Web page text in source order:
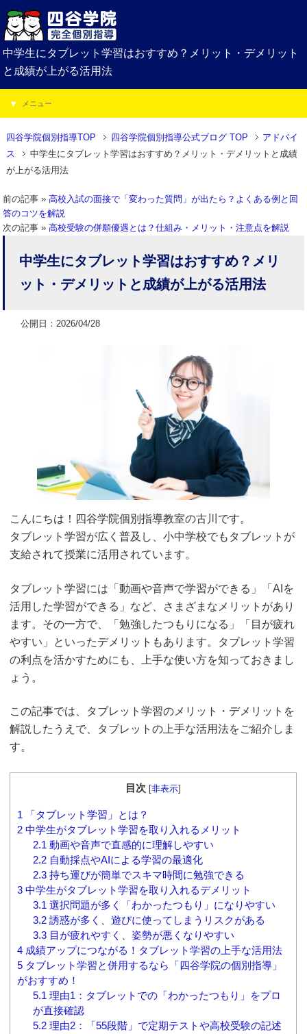
中学生にタブレット学習はおすすめ？メリット・デメリット
と成績が上がる活用法
メニュー
四谷学院個別指導TOP 四谷学院個別指導公式ブログ TOP
アドバイ
ス
中学生にタブレット学習はおすすめ？メリット・デメリットと成績
が上がる活用法
前の記事 »高校入試の面接で「変わった質問」が出たら？よくある例と回
答のコツを解説
次の記事 »高校受験の併願優遇とは？仕組み・メリット・注意点を解説
中学生にタブレット学習はおすすめ？メリ
ット・デメリットと成績が上がる活用法
公開日：2026/04/28
こんにちは！四谷学院個別指導教室の古川です。
タブレット学習が広く普及し、小中学校でもタブレットが
支給されて授業に活用されています。
タブレット学習には「動画や音声で学習ができる」「AIを
活用した学習ができる」など、さまざまなメリットがあり
ます。その一方で、「勉強したつもりになる」「目が疲れ
やすい」といったデメリットもあります。タブレット学習
の利点を活かすためにも、上手な使い方を知っておきまし
ょう。
この記事では、タブレット学習のメリット・デメリットを
解説したうえで、タブレットの上手な活用法をご紹介しま
す。
目次 [非表示]
1 「タブレット学習」とは？
2 中学生がタブレット学習を取り入れるメリット
2.1 動画や音声で直感的に理解しやすい
2.2自動採点やAIによる学習の最適化
2.3持ち運びが簡単でスキマ時間に勉強できる
3 中学生がタブレット学習を取り入れるデメリット
3.1 選択問題が多く「わかったつもり」になりやすい
3.2誘惑が多く、遊びに使ってしまうリスクがある
3.3目が疲れやすく、姿勢が悪くなりやすい
4 成績アップにつながる！タブレット学習の上手な活用法
5 タブレット学習と併用するなら「四谷学院の個別指導」
がおすすめ！
5.1 理由1：タブレットでの「わかったつもり」をプロ
が直接確認
5.2理由2：「55段階」で定期テストや高校受験の記述